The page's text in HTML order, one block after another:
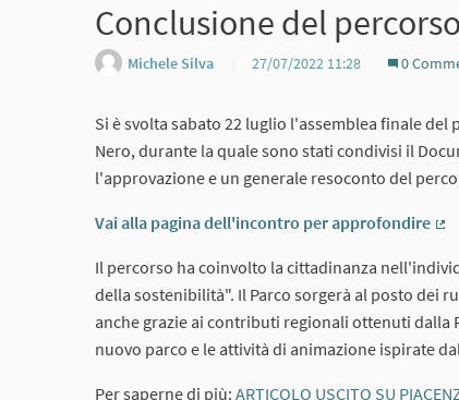
Conclusione del percorso
Michele Silva 27/07/2022 11:28 0
Si è svolta sabato 22 luglio l'assemblea finale
Nero, durante la quale sono stati condivisi il
l'approvazione e un generale resoconto del
Vai alla pagina dell'incontro per approfondire
Il percorso ha coinvolto la cittadinanza
della sostenibilità". Il Parco sorgerà al posto dei
anche grazie ai contributi regionali ottenuti
nuovo parco e le attività di animazione ispirate
Per saperne di più: ARTICOLO USCITO SU